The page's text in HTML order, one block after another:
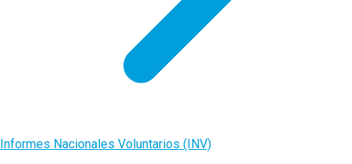
Informes Nacionales Voluntarios (INV)